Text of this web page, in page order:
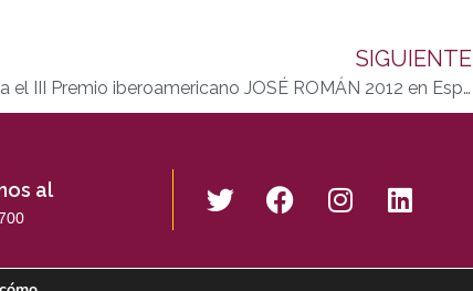
SIGUIENTE
Aceade convoca el III Premio iberoamericano JOSÉ ROMÁN 2012 en Espondiloartropatías
al